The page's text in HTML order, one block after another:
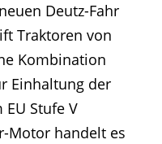
Deutz-Fahr
Traktoren von
Kombination
Einhaltung der
Stufe V
Motor handelt es